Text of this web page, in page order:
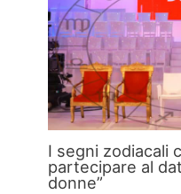
I segni zodiacali
partecipare al
donne”